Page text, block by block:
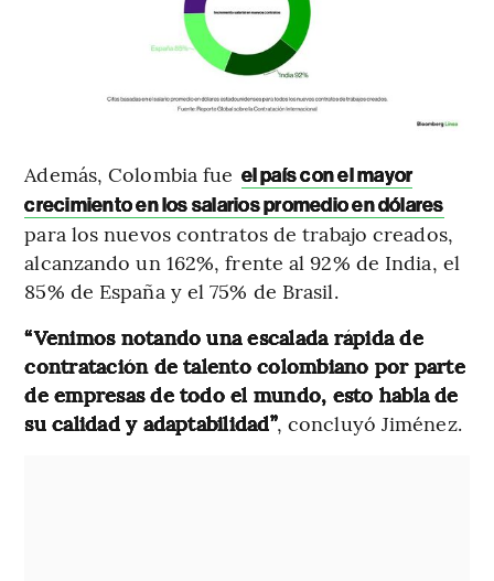
Además, Colombia fue el país con el mayor
crecimiento en los salarios promedio en dólares
para los nuevos contratos de trabajo creados,
alcanzando un 162%, frente al 92% de India, el
85% de España y el 75% de Brasil.
“Venimos notando una escalada rápida de
contratación de talento colombiano por parte
de empresas de todo el mundo, esto habla de
su calidad y adaptabilidad”, concluyó Jiménez.